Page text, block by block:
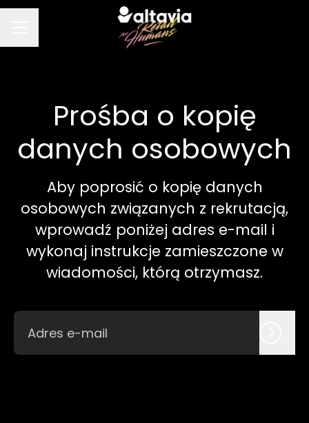
Prośba o kopię
danych osobowych
Aby poprosić o kopię danych
osobowych związanych z rekrutacją,
wprowadź poniżej adres e-mail i
wykonaj instrukcje zamieszczone w
wiadomości, którą otrzymasz.